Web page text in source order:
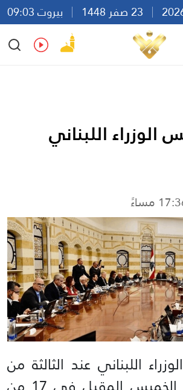
بيروت 09:03
Ar
En Fr Es
اللبناني
اللبناني عند الثالثة من